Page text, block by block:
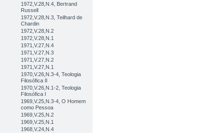
1972,V.28,N.4, Bertrand
Russell
1972,V.28,N.3, Teilhard de
Chardin
1972,V.28,N.2
1972,V.28,N.1
1971,V.27,N.4
1971,V.27,N.3
1971,V.27,N.2
1971,V.27,N.1
1970,V.26,N.3-4, Teologia
Filosófica II
1970,V.26,N.1-2, Teologia
Filosófica I
1969,V.25,N.3-4, O Homem
como Pessoa
1969,V.25,N.2
1969,V.25,N.1
1968,V.24,N.4